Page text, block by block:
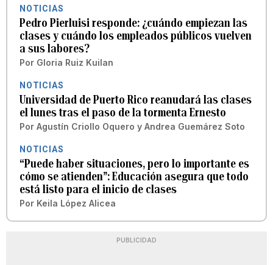
NOTICIAS
Pedro Pierluisi responde: ¿cuándo empiezan las
clases y cuándo los empleados públicos vuelven
a sus labores?
Por Gloria Ruiz Kuilan
NOTICIAS
Universidad de Puerto Rico reanudará las clases
el lunes tras el paso de la tormenta Ernesto
Por Agustín Criollo Oquero y Andrea Guemárez Soto
NOTICIAS
“Puede haber situaciones, pero lo importante es
cómo se atienden”: Educación asegura que todo
está listo para el inicio de clases
Por Keila López Alicea
PUBLICIDAD